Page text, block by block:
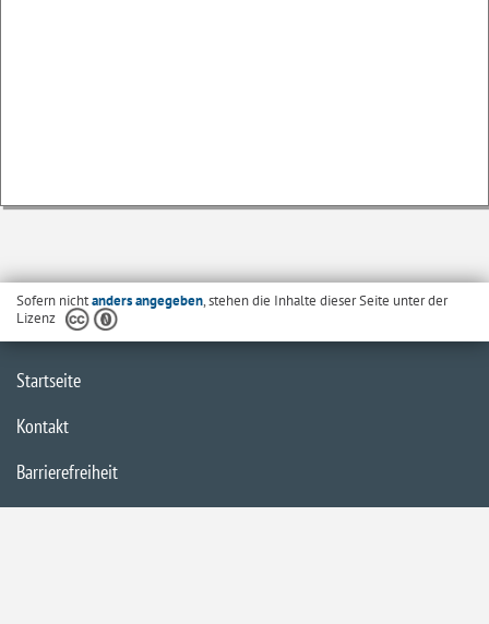
Sofern nichtanders angegeben, stehen die Inhalte dieser Seite unter der
Lizenz
Startseite
Kontakt
Barrierefreiheit